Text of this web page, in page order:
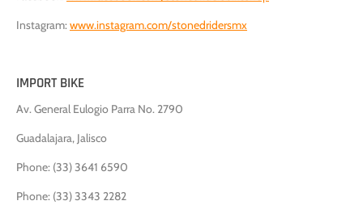
Instagram:www.instagram.com/stonedridersmx
IMPORT BIKE
Av. General Eulogio Parra No. 2790
Guadalajara, Jalisco
Phone: (33) 3641 6590
Phone: (33) 3343 2282